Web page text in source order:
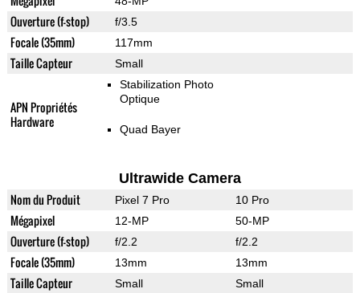
Ouverture (f-stop) f/3.5
Focale (35mm) 117mm
Taille Capteur Small
APN Propriétés
Hardware
Stabilization Photo
Optique
Quad Bayer
Ultrawide Camera
Nom du Produit Pixel 7 Pro 10 Pro
Mégapixel 12-MP 50-MP
Ouverture (f-stop) f/2.2 f/2.2
Focale (35mm) 13mm 13mm
Taille Capteur Small Small